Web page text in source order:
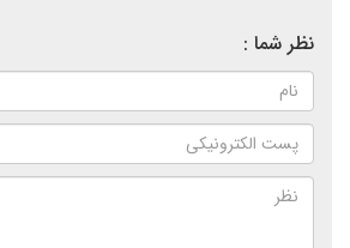
نظر شما :